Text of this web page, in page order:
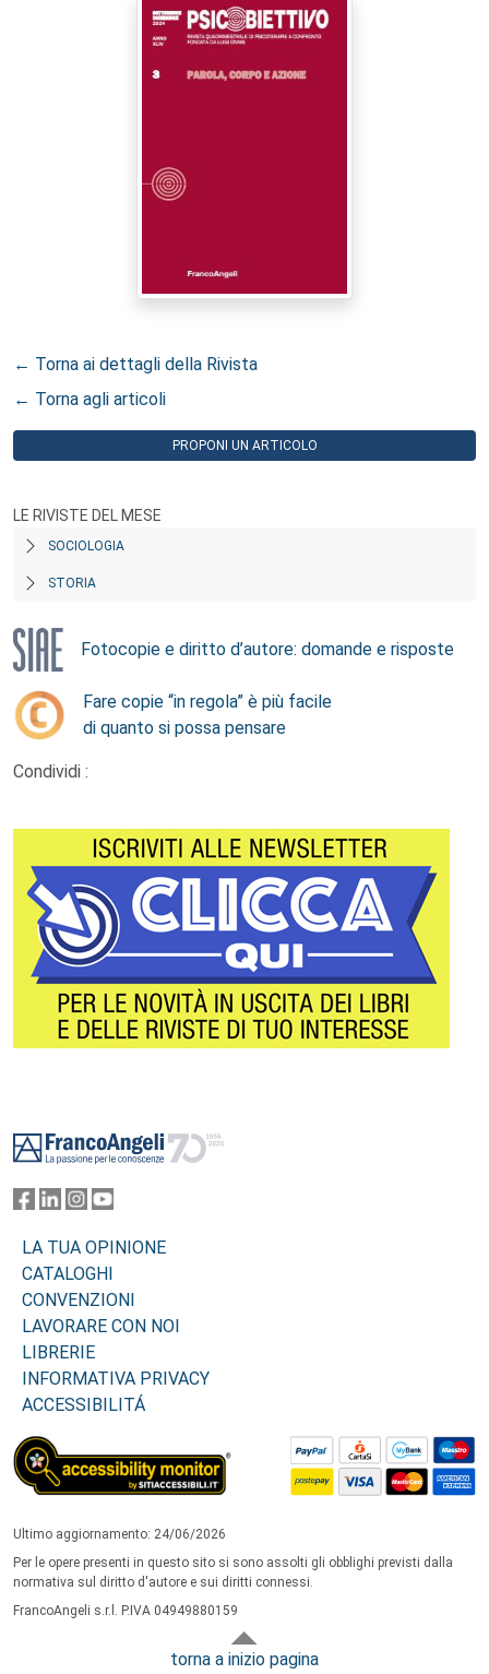
← Torna ai dettagli della Rivista
← Torna agli articoli
PROPONI UN ARTICOLO
LE RIVISTE DEL MESE
SOCIOLOGIA
STORIA
Fotocopie e diritto d’autore: domande e risposte
Fare copie “in regola” è più facile
di quanto si possa pensare
Condividi :
LA TUA OPINIONE
CATALOGHI
CONVENZIONI
LAVORARE CON NOI
LIBRERIE
INFORMATIVA PRIVACY
ACCESSIBILITÁ
Ultimo aggiornamento: 24/06/2026
Per le opere presenti in questo sito si sono assolti gli obblighi previsti dalla
normativa sul diritto d'autore e sui diritti connessi.
FrancoAngeli s.r.l. P.IVA 04949880159
torna a inizio pagina